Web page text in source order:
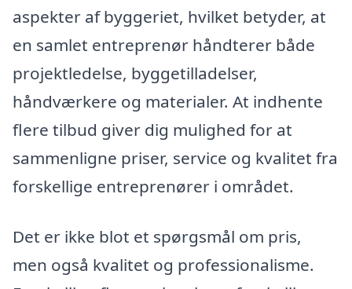
aspekter af byggeriet, hvilket betyder, at
en samlet entreprenør håndterer både
projektledelse, byggetilladelser,
håndværkere og materialer. At indhente
flere tilbud giver dig mulighed for at
sammenligne priser, service og kvalitet fra
forskellige entreprenører i området.
Det er ikke blot et spørgsmål om pris,
men også kvalitet og professionalisme.